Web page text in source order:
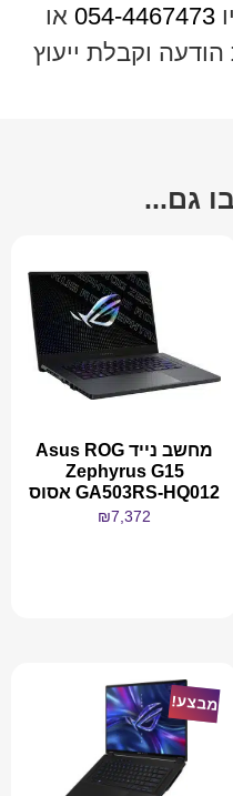
054-4467473 או
וקבלת ייעוץ
גם...
מחשב נייד Asus ROG
Zephyrus G15
GA503RS-HQ012 אסוס
₪7,372
מבצע!